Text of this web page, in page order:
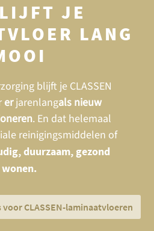
JE
LANG
blijft je CLASSEN
erjarenlangals nieuw
. En dat helemaal
reinigingsmiddelen of
duurzaam, gezond
wonen.
CLASSEN-laminaatvloeren